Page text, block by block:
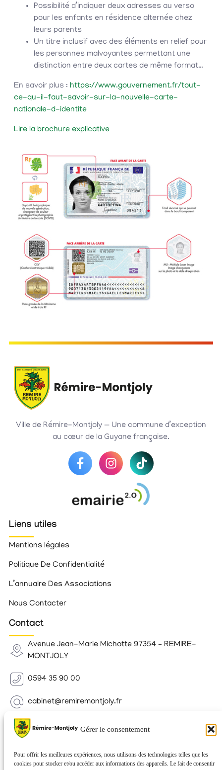
Gérer le consentement
Pour offrir les meilleures expériences, nous utilisons des technologies telles que les
cookies pour stocker et/ou accéder aux informations des appareils. Le fait de consentir
Possibilité d’indiquer deux adresses au verso
pour les enfants en résidence alternée chez
leurs parents
Un titre inclusif avec des éléments en relief pour
les personnes malvoyantes permettant une
distinction entre deux cartes de même format…
En savoir plus : https://www.gouvernement.fr/tout-
ce-qu-il-faut-savoir-sur-la-nouvelle-carte-
nationale-d-identite
Lire la brochure explicative
Ville de Rémire-Montjoly — Une commune d’exception
au cœur de la Guyane française.
Liens utiles
Mentions légales
Politique De Confidentialité
L’annuaire Des Associations
Nous Contacter
Contact
Avenue Jean-Marie Michotte 97354 – REMIRE-
MONTJOLY
0594 35 90 00
cabinet@remiremontjoly.fr
Newsletter
nouvelles de votre commune.